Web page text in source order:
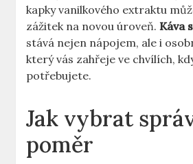
kapky vanilkového extraktu
zážitek na novou úroveň.Káva
stává nejen nápojem, ale i
který vás zahřeje ve chvílích,
potřebujete.
Jak vybrat
poměr